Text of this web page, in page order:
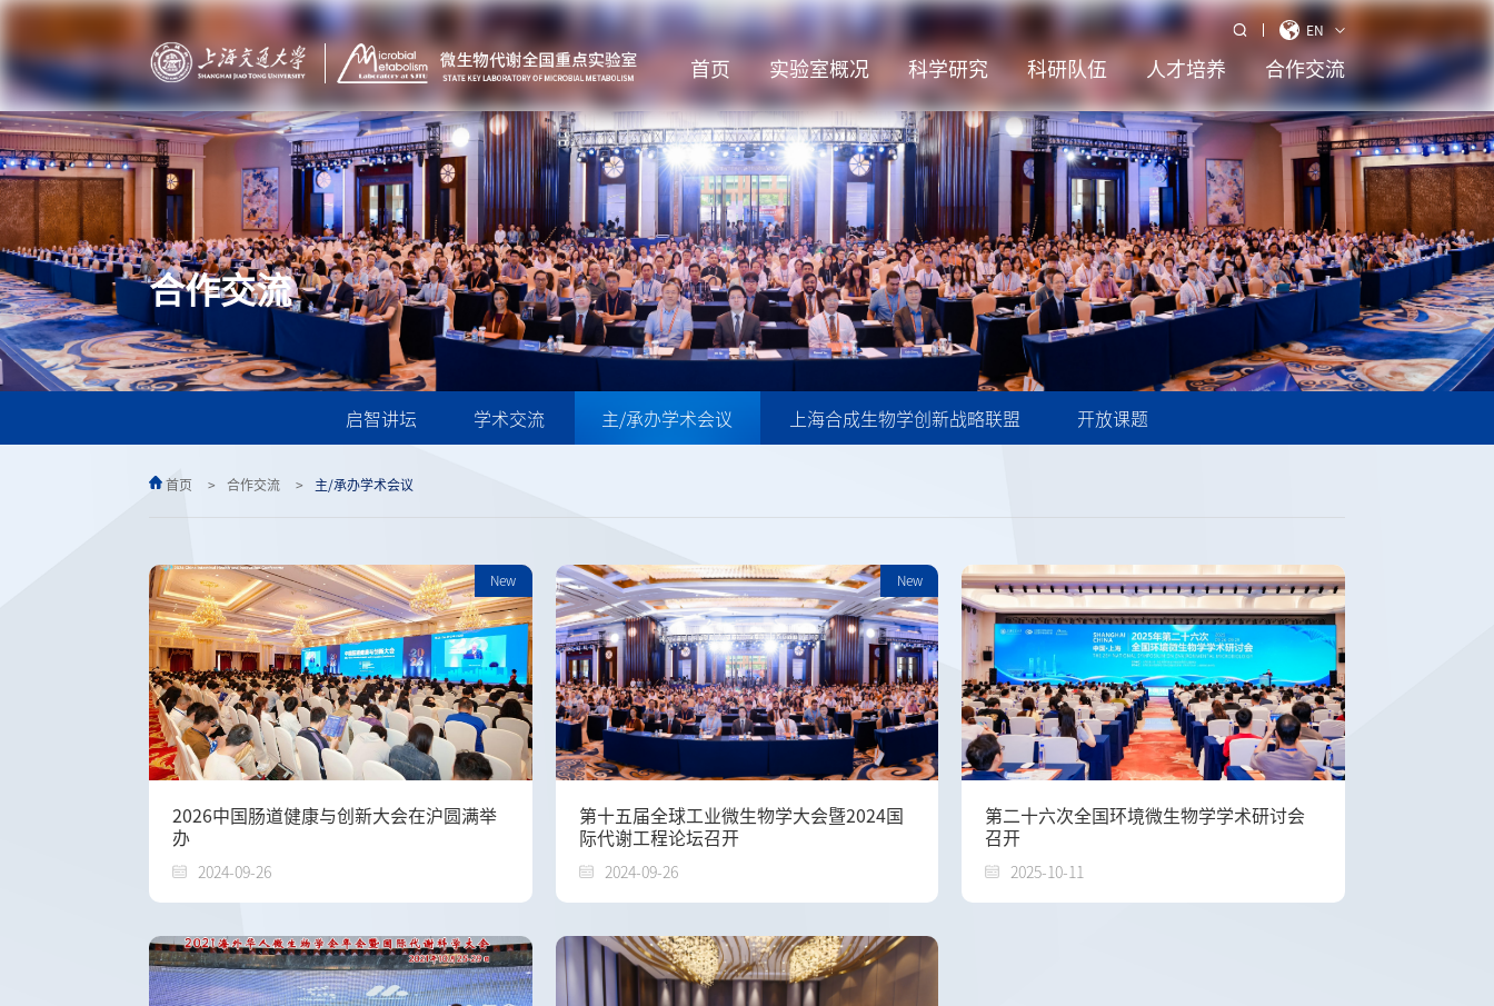
EN
首页 实验室概况 科学研究 科研队伍 人才培养 合作交流
合作交流
启智讲坛 学术交流 主/承办学术会议 上海合成生物学创新战略联盟 开放课题
首页 合作交流 主/承办学术会议
New
2026中国肠道健康与创新大会在沪圆满举
办
2024-09-26
New
第十五届全球工业微生物学大会暨2024国
际代谢工程论坛召开
2024-09-26
第二十六次全国环境微生物学学术研讨会
召开
2025-10-11